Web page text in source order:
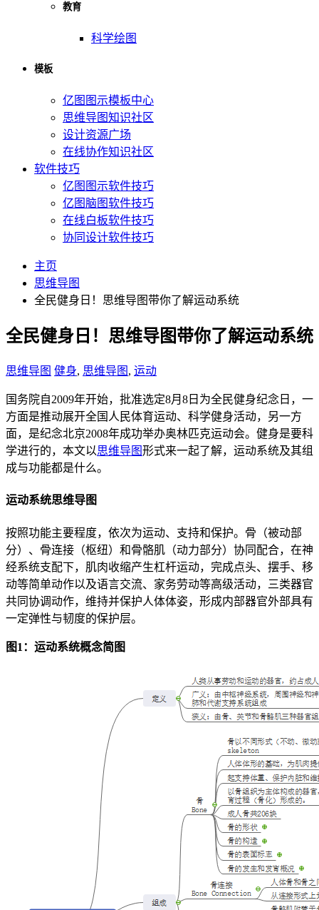
教育
科学绘图
模板
亿图图示模板中心
思维导图知识社区
设计资源广场
在线协作知识社区
软件技巧
亿图图示软件技巧
亿图脑图软件技巧
在线白板软件技巧
协同设计软件技巧
主页
思维导图
全民健身日！思维导图带你了解运动系统
全民健身日！思维导图带你了解运动系统
思维导图 健身, 思维导图 , 运动
国务院自2009年开始，批准选定8月8日为全民健身纪念日，一
方面是推动展开全国人民体育运动、科学健身活动，另一方
面，是纪念北京2008年成功举办奥林匹克运动会。健身是要科
学进行的，本文以思维导图形式来一起了解，运动系统及其组
成与功能都是什么。
运动系统思维导图
按照功能主要程度，依次为运动、支持和保护。骨（被动部
分）、骨连接（枢纽）和骨骼肌（动力部分）协同配合，在神
经系统支配下，肌肉收缩产生杠杆运动，完成点头、摆手、移
动等简单动作以及语言交流、家务劳动等高级活动，三类器官
共同协调动作，维持并保护人体体姿，形成内部器官外部具有
一定弹性与韧度的保护层。
图1：运动系统概念简图